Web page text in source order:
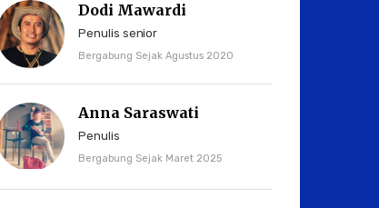
Dodi Mawardi
Penulis senior
Bergabung Sejak Agustus 2020
Anna Saraswati
Penulis
Bergabung Sejak Maret 2025